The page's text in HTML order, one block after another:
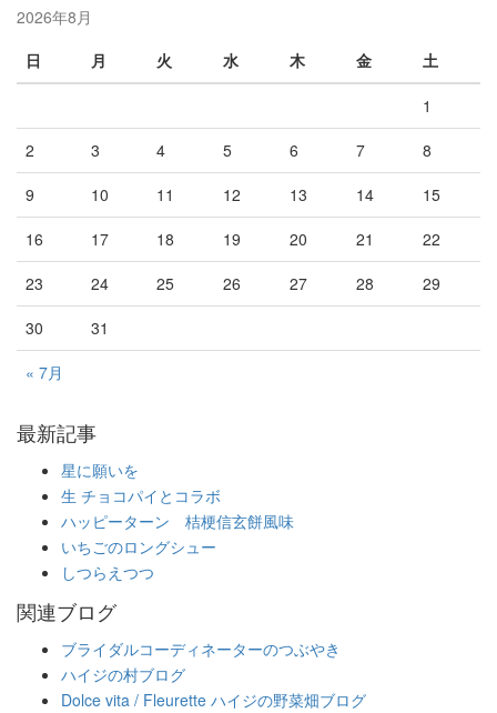
2026年8月
日
月 火 水 木 金 土
« 7月
1
2
3 4 5 6 7
8
9
10 11 12 13 14
15
16
17 18 19 20 21
22
23
24 25 26 27 28
29
30
31
最新記事
星に願いを
生 チョコパイとコラボ
ハッピーターン 桔梗信玄餅風味
いちごのロングシュー
しつらえつつ
関連ブログ
ブライダルコーディネーターのつぶやき
ハイジの村ブログ
Dolce vita / Fleurette ハイジの野菜畑ブログ